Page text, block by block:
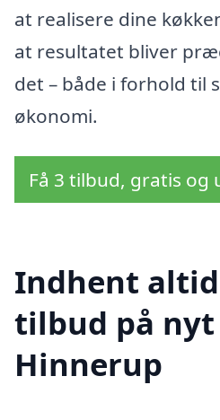
at realisere dine
at resultatet bliver
det – både i forhold til
økonomi.
Få 3 tilbud, gratis
Indhent
tilbud på
Hinnerup